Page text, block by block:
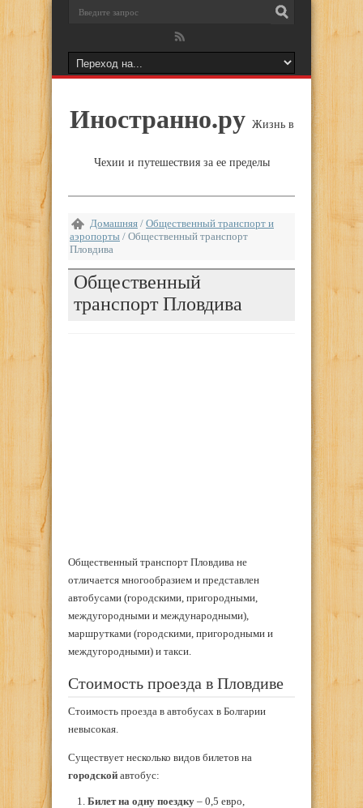
Иностранно.ру Жизнь в
Чехии и путешествия за ее пределы
Домашняя / Общественный транспорт и
аэропорты / Общественный транспорт
Пловдива
Общественный
транспорт Пловдива
Общественный транспорт Пловдива не
отличается многообразием и представлен
автобусами (городскими, пригородными,
междугородными и международными),
маршрутками (городскими, пригородными и
междугородными) и такси.
Стоимость проезда в Пловдиве
Стоимость проезда в автобусах в Болгарии
невысокая.
Существует несколько видов билетов на
городской автобус:
Билет на одну поездку– 0,5 евро,